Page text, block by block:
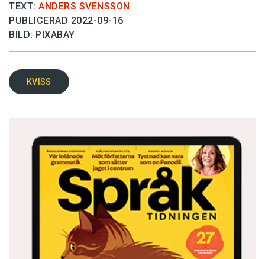
TEXT: ANDERS SVENSSON
PUBLICERAD 2022-09-16
BILD: PIXABAY
KVISS